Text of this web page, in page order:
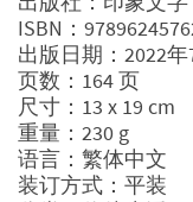
转
化
数
量
ISBN：
出版日期：2022年
页数：164 页
尺寸：13 x 19 cm
重量：230 g
语言：繁体中文
装订方式：平装